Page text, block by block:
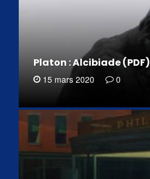
Platon : Alcibiade (PDF)
15 mars 2020 0